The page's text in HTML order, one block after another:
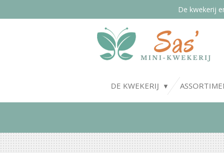
De kwekerij
DE KWEKERIJ